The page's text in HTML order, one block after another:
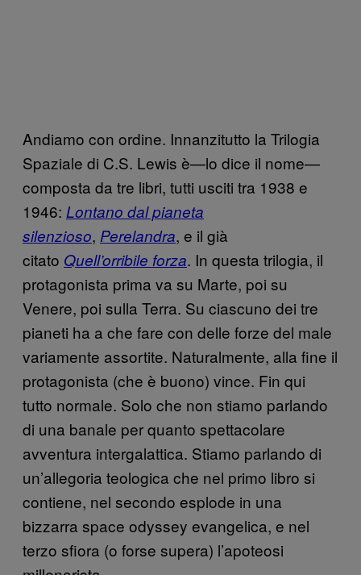
Andiamo con ordine. Innanzitutto la Trilogia
Spaziale di C.S. Lewis è—lo dice il nome—
composta da tre libri, tutti usciti tra 1938 e
1946: Lontano dal pianeta
silenzioso, Perelandra, e il già
citato Quell’orribile forza. In questa trilogia, il
protagonista prima va su Marte, poi su
Venere, poi sulla Terra. Su ciascuno dei tre
pianeti ha a che fare con delle forze del male
variamente assortite. Naturalmente, alla fine il
protagonista (che è buono) vince. Fin qui
tutto normale. Solo che non stiamo parlando
di una banale per quanto spettacolare
avventura intergalattica. Stiamo parlando di
un’allegoria teologica che nel primo libro si
contiene, nel secondo esplode in una
bizzarra space odyssey evangelica, e nel
terzo sfiora (o forse supera) l’apoteosi